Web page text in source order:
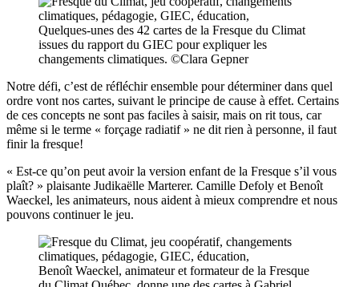
Quelques-unes des 42 cartes de la Fresque du Climat
issues du rapport du GIEC pour expliquer les
changements climatiques. ©Clara Gepner
Notre défi, c’est de réfléchir ensemble pour déterminer dans quel
ordre vont nos cartes, suivant le principe de cause à effet. Certains
de ces concepts ne sont pas faciles à saisir, mais on rit tous, car
même si le terme « forçage radiatif » ne dit rien à personne, il faut
finir la fresque!
« Est-ce qu’on peut avoir la version enfant de la Fresque s’il vous
plaît? » plaisante Judikaëlle Marterer. Camille Defoly et Benoît
Waeckel, les animateurs, nous aident à mieux comprendre et nous
pouvons continuer le jeu.
Benoît Waeckel, animateur et formateur de la Fresque